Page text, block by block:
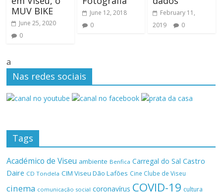
MUV BIKE
June 25, 2020
0
June 12, 2018
0
February 11,
2019
0
a
Nas redes sociais
Tags
Académico de Viseu ambiente Benfica Carregal do Sal Castro
Daire CD Tondela CIM Viseu Dão Lafões Cine Clube de Viseu
cinema comunicação social coronavírus COVID-19 cultura